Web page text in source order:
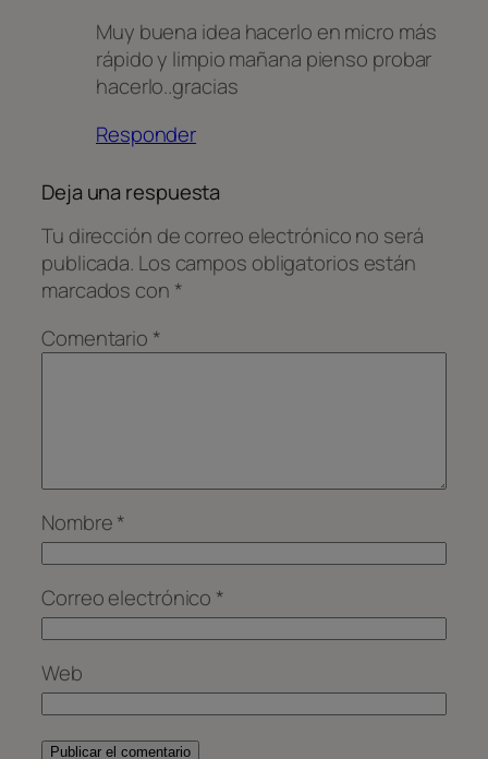
Muy buena idea hacerlo en micro más
rápido y limpio mañana pienso probar
hacerlo..gracias
Responder
Deja una respuesta
Tu dirección de correo electrónico no será
publicada. Los campos obligatorios están
marcados con *
Comentario *
Nombre*
Correo electrónico *
Web